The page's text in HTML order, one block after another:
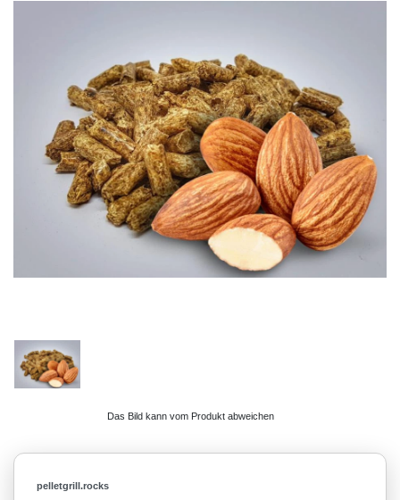
Das Bild kann vom Produkt abweichen
pelletgrill.rocks